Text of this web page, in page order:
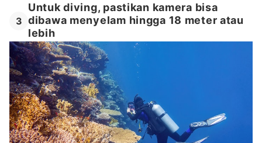
3
Untuk diving, pastikan kamera bisa
dibawa menyelam hingga 18 meter atau
lebih